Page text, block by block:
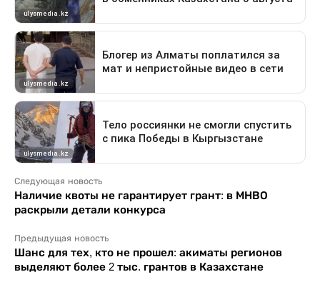
Следующая новость
Наличие квоты не гарантирует грант: в МНВО
раскрыли детали конкурса
Предыдущая новость
Шанс для тех, кто не прошел: акиматы регионов
выделяют более 2 тыс. грантов в Казахстане